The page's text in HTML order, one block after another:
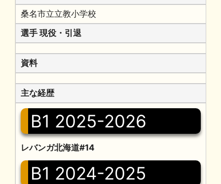
桑名市立立教小学校
選手 現役・引退
資料
主な経歴
B1 2025-2026
レバンガ北海道#14
B1 2024-2025